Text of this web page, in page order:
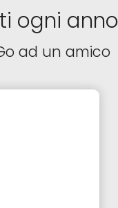
ogni anno
ad un amico